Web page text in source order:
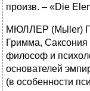
произв. – «Die
МЮЛЛЕР (Mьller)
Гримма, Саксония
философ и
основателей
(в особенности